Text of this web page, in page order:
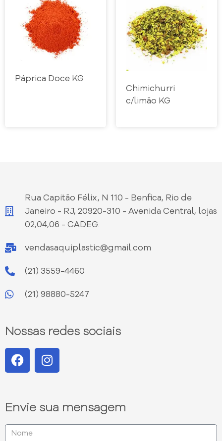
Páprica Doce KG
Chimichurri
c/limão KG
Rua Capitão Félix, N 110 - Benfica, Rio de
Janeiro - RJ, 20920-310 - Avenida Central, lojas
02,04,06 - CADEG.
vendasaquiplastic@gmail.com
(21) 3559-4460
(21) 98880-5247
Nossas redes sociais
Envie sua mensagem